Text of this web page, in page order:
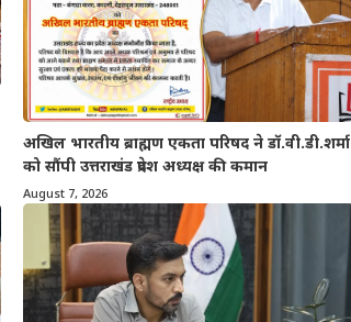
अखिल भारतीय ब्राह्मण एकता परिषद ने डॉ.वी.डी.शर्मा
को सौंपी उत्तराखंड प्रदेश अध्यक्ष की कमान
August 7, 2026